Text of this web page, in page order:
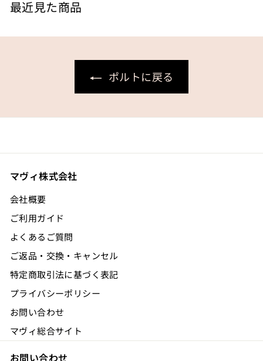
4
0
最近見た商品
ポルトに戻る
マヴィ株式会社
会社概要
ご利用ガイド
よくあるご質問
ご返品・交換・キャンセル
特定商取引法に基づく表記
プライバシーポリシー
お問い合わせ
マヴィ総合サイト
お問い合わせ